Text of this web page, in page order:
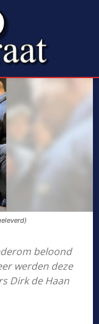
beloond
werden deze
Dirk de Haan